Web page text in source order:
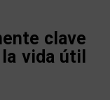
clave
vida útil